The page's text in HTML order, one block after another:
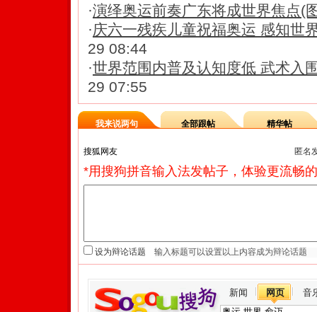
·演绎奥运前奏广东将成世界焦点(
·庆六一残疾儿童祝福奥运 感知世
29 08:44
·世界范围内普及认知度低 武术入
29 07:55
我来说两句 全部跟帖 精华帖
匿名
*用搜狗拼音输入法发帖子，体验更流畅
设为辩论话题
新闻 网页 音